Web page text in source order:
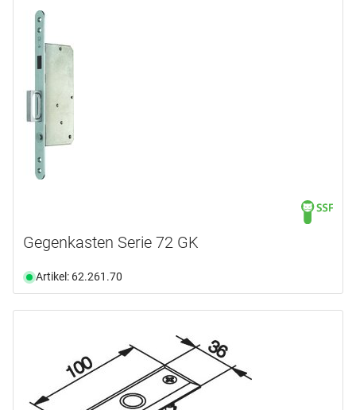
Gegenkasten Serie 72 GK
Artikel: 62.261.70